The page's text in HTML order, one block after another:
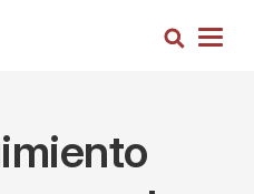
Busca